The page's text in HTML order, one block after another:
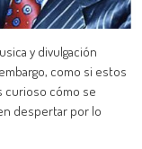
y divulgación
como si estos
curioso cómo se
despertar por lo